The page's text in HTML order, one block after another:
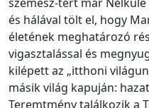
és hálával tölt el, hogy
életének meghatározó
vigasztalással és
kilépett az „itthoni
másik világ kapuján:
Teremtmény találkozik a